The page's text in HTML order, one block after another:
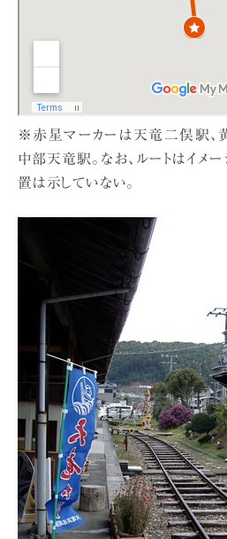
※赤星マーカーは天竜二俣駅、
中部天竜駅。なお、ルートはイメ
置は示していない。